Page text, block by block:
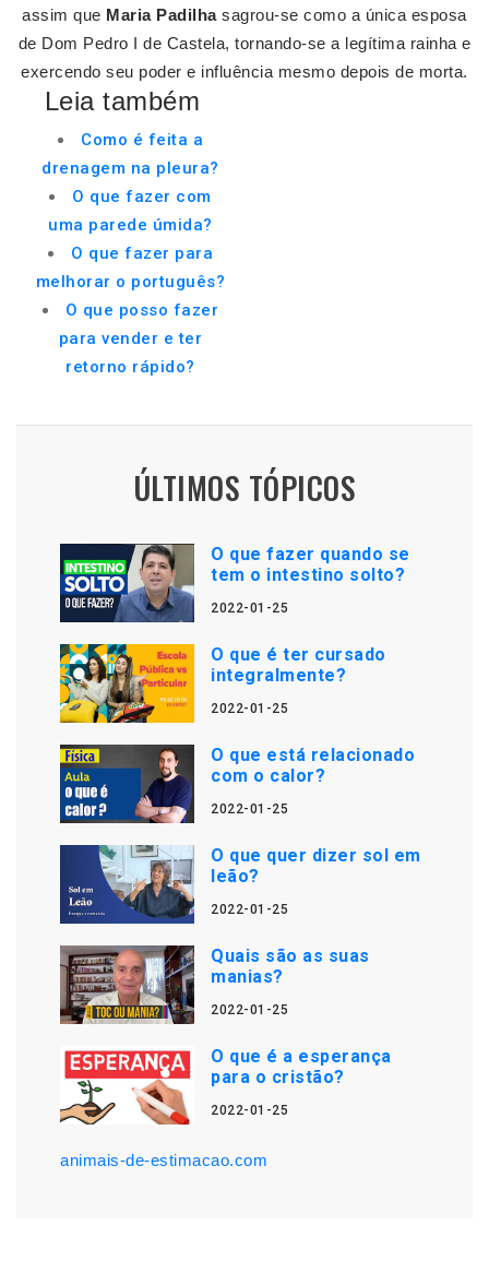
assim que Maria Padilhasagrou-se como a única esposa
de Dom Pedro I de Castela, tornando-se a legítima rainha e
exercendo seu poder e influência mesmo depois de morta.
Leia também
Como é feita a
drenagem na pleura?
O que fazer com
uma parede úmida?
O que fazer para
melhorar o português?
O que posso fazer
para vender e ter
retorno rápido?
ÚLTIMOS TÓPICOS
O que fazer quando se
tem o intestino solto?
2022-01-25
O que é ter cursado
integralmente?
2022-01-25
O que está relacionado
com o calor?
2022-01-25
O que quer dizer sol em
leão?
2022-01-25
Quais são as suas
manias?
2022-01-25
O que é a esperança
para o cristão?
2022-01-25
animais-de-estimacao.com